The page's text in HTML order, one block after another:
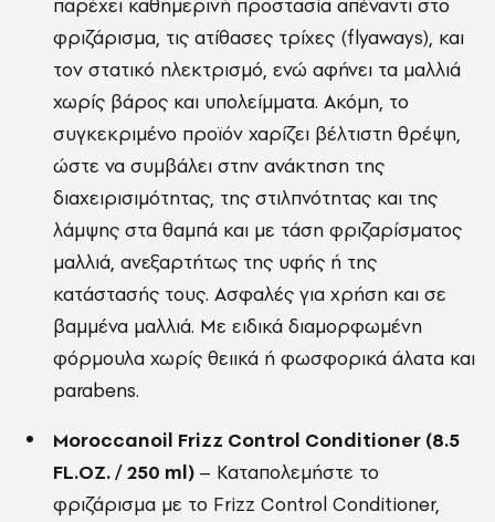
παρέχει καθημερινή προστασία απέναντι στο
φριζάρισμα, τις ατίθασες τρίχες (flyaways), και
τον στατικό ηλεκτρισμό, ενώ αφήνει τα μαλλιά
χωρίς βάρος και υπολείμματα. Ακόμη, το
συγκεκριμένο προϊόν χαρίζει βέλτιστη θρέψη,
ώστε να συμβάλει στην ανάκτηση της
διαχειρισιμότητας, της στιλπνότητας και της
λάμψης στα θαμπά και με τάση φριζαρίσματος
μαλλιά, ανεξαρτήτως της υφής ή της
κατάστασής τους. Ασφαλές για χρήση και σε
βαμμένα μαλλιά. Με ειδικά διαμορφωμένη
φόρμουλα χωρίς θειικά ή φωσφορικά άλατα και
parabens.
Moroccanoil Frizz Control Conditioner (8.5
FL.OZ. / 250 ml) – Καταπολεμήστε το
φριζάρισμα με το Frizz Control Conditioner,